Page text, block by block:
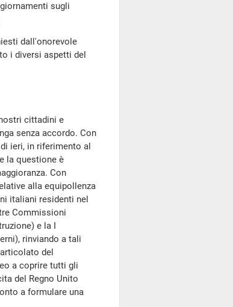
sugli
dall'onorevole
i diversi aspetti del
cittadini e
senza accordo. Con
ieri, in riferimento al
la questione è
Con
alla equipollenza
italiani residenti nel
Commissioni
e la I
rinviando a tali
del
a coprire tutti gli
del Regno Unito
a formulare una